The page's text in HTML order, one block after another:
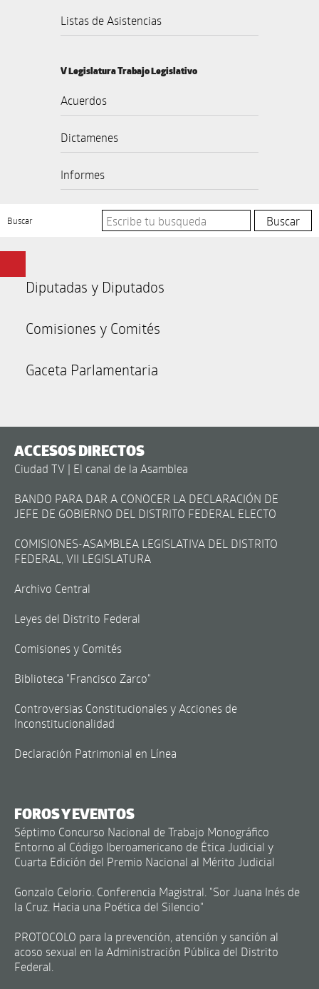
Listas de Asistencias
V Legislatura Trabajo Legislativo
Acuerdos
Dictamenes
Informes
Buscar
Diputadas y Diputados
Comisiones y Comités
Gaceta Parlamentaria
ACCESOS DIRECTOS
Ciudad TV | El canal de la Asamblea
BANDO PARA DAR A CONOCER LA DECLARACIÓN DE
JEFE DE GOBIERNO DEL DISTRITO FEDERAL ELECTO
COMISIONES-ASAMBLEA LEGISLATIVA DEL DISTRITO
FEDERAL, VII LEGISLATURA
Archivo Central
Leyes del Distrito Federal
Comisiones y Comités
Biblioteca "Francisco Zarco"
Controversias Constitucionales y Acciones de
Inconstitucionalidad
Declaración Patrimonial en Línea
FOROS Y EVENTOS
Séptimo Concurso Nacional de Trabajo Monográfico
Entorno al Código Iberoamericano de Ética Judicial y
Cuarta Edición del Premio Nacional al Mérito Judicial
Gonzalo Celorio. Conferencia Magistral. "Sor Juana Inés de
la Cruz. Hacia una Poética del Silencio"
PROTOCOLO para la prevención, atención y sanción al
acoso sexual en la Administración Pública del Distrito
Federal.